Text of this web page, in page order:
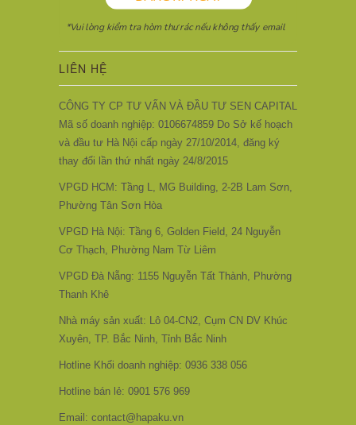
LIÊN HỆ
CÔNG TY CP TƯ VẤN VÀ ĐẦU TƯ SEN CAPITAL
Mã số doanh nghiệp: 0106674859 Do Sở kế hoạch
và đầu tư Hà Nội cấp ngày 27/10/2014, đăng ký
thay đổi lần thứ nhất ngày 24/8/2015
VPGD HCM: Tầng L, MG Building, 2-2B Lam Sơn,
Phường Tân Sơn Hòa
VPGD Hà Nội: Tầng 6, Golden Field, 24 Nguyễn
Cơ Thạch, Phường Nam Từ Liêm
VPGD Đà Nẵng: 1155 Nguyễn Tất Thành, Phường
Thanh Khê
Nhà máy sản xuất: Lô 04-CN2, Cụm CN DV Khúc
Xuyên, TP. Bắc Ninh, Tỉnh Bắc Ninh
Hotline Khối doanh nghiệp: 0936 338 056
Hotline bán lẻ: 0901 576 969
Email: contact@hapaku.vn